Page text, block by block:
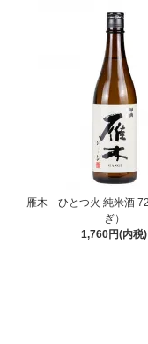
雁木 ひとつ火 純米酒
ぎ）
1,760円(内税)